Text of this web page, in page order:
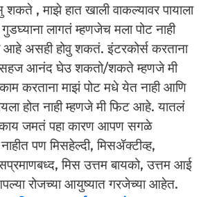
, माझे हात खाली वाकल्यावर पायाला
लागतं म्हणजेच मला पोट नाही
असही होवु शकतं. इंटरकोर्स करताना
आनंद घेउ शकतो/शकते म्हणजे मी
करताना माझं पोट मधे येत नाही आणि
होत नाही म्हणजे मी फिट आहे. यातलं
काय जमतं पहा कारण आपण सगळे
नाहीत पण मिसहेल्दी, मिसॲक्टीव्ह,
मिस उत्तम बायको, उत्तम आई
रोजच्या आयुष्यात गरजेच्या आहेत.